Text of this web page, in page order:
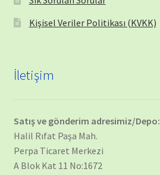
Kişisel Veriler Politikası (KVKK)
İletişim
Satış ve gönderim adresimiz/Depo:
Halil Rıfat Paşa Mah.
Perpa Ticaret Merkezi
A Blok Kat 11 No:1672